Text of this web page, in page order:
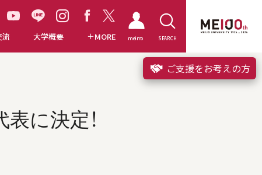
流 大学概要 MORE meimo SEARCH
ご支援をお考えの方
に決定！